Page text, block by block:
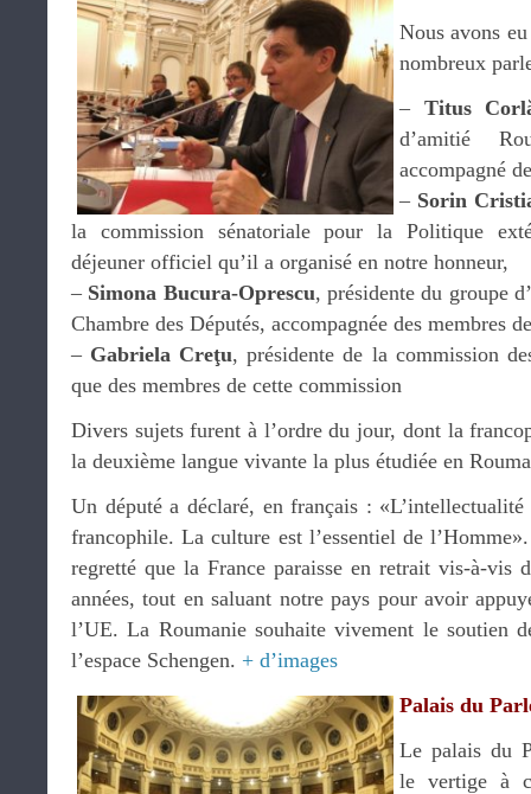
Nous avons
nombreux
– Titus
d’amitié
accompagné
– Sorin
la commission sénatoriale pour la Politique
déjeuner officiel qu’il a organisé en notre honneur,
– Simona Bucura-Oprescu, présidente du groupe
Chambre des Députés, accompagnée des membres
– Gabriela Creţu, présidente de la commission
que des membres de cette commission
Divers sujets furent à l’ordre du jour, dont la
la deuxième langue vivante la plus étudiée en
Un député a déclaré, en français :
francophile. La culture est l’essentiel de
regretté que la France paraisse en retrait vis-à-vis
années, tout en saluant notre pays pour avoir
l’UE. La Roumanie souhaite vivement le soutien
l’espace Schengen. + d’images
Palais du
Le palais du
le vertige à